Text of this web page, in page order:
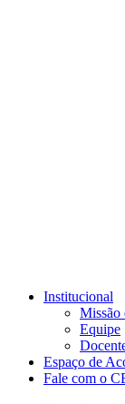
Institucional
Missão
Equipe
Espaço de
Fale com o